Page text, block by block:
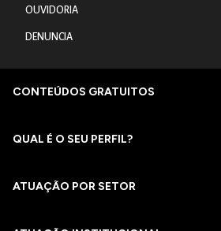
OUVIDORIA
DENUNCIA
CONTEÚDOS GRATUITOS
QUAL É O SEU PERFIL?
ATUAÇÃO POR SETOR